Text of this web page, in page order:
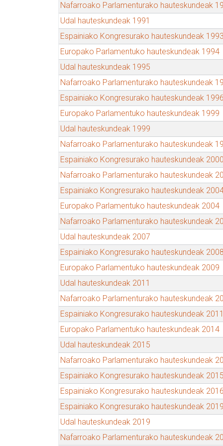
Nafarroako Parlamenturako hauteskundeak
Udal hauteskundeak 1991
Espainiako Kongresurako hauteskundeak 1993
Europako Parlamentuko hauteskundeak 1994
Udal hauteskundeak 1995
Nafarroako Parlamenturako hauteskundeak
Espainiako Kongresurako hauteskundeak 1996
Europako Parlamentuko hauteskundeak 1999
Udal hauteskundeak 1999
Nafarroako Parlamenturako hauteskundeak
Espainiako Kongresurako hauteskundeak 2000
Nafarroako Parlamenturako hauteskundeak
Espainiako Kongresurako hauteskundeak
Europako Parlamentuko hauteskundeak 2004
Nafarroako Parlamenturako hauteskundeak
Udal hauteskundeak 2007
Espainiako Kongresurako hauteskundeak 2008
Europako Parlamentuko hauteskundeak 2009
Udal hauteskundeak 2011
Nafarroako Parlamenturako hauteskundeak
Espainiako Kongresurako hauteskundeak 2011
Europako Parlamentuko hauteskundeak 2014
Udal hauteskundeak 2015
Nafarroako Parlamenturako hauteskundeak
Espainiako Kongresurako hauteskundeak 2015
Espainiako Kongresurako hauteskundeak 2016
Espainiako Kongresurako hauteskundeak 2019
Udal hauteskundeak 2019
Nafarroako Parlamenturako hauteskundeak